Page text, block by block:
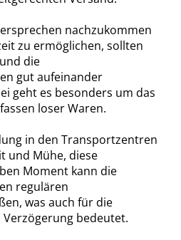
nachzukommen
zu ermöglichen, sollten
die
gut aufeinander
geht es besonders um das
loser Waren.
in den Transportzentren
und Mühe, diese
Moment kann die
regulären
was auch für die
bedeutet.